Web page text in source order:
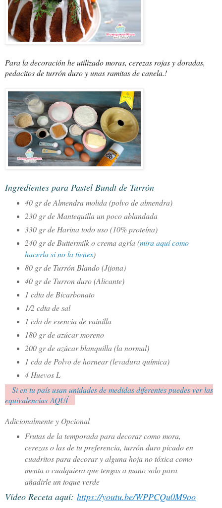
Para la decoración he utilizado moras, cerezas rojas y doradas,
pedacitos de turrón duro y unas ramitas de canela.!
Ingredientes para Pastel Bundt de Turrón
40 gr de Almendra molida (polvo de almendra)
230 gr de Mantequilla un poco ablandada
330 gr de Harina todo uso (10% proteína)
240 gr de Buttermilk o crema agría (mira aquí como
hacerla si no la tienes)
80 gr de Turrón Blando (Jijona)
40 gr de Turron duro (Alicante)
1 cdta de Bicarbonato
1/2 cdta de sal
1 cda de esencia de vainilla
180 gr de azúcar moreno
200 gr de azúcar blanquilla (la normal)
1 cda de Polvo de hornear (levadura química)
4 Huevos L
Si en tu país usan unidades de medidas diferentes puedes ver las
equivalencias AQUÍ
Adicionalmente y Opcional
Frutas de la temporada para decorar como mora,
cerezas o las de tu preferencia, turrón duro picado en
cuadritos para decorar y alguna hoja no tóxica como
menta o cualquiera que tengas a mano solo para
añadirle un toque verde
Vídeo Receta aquí: https://youtu.be/WPPCQu0M9oo